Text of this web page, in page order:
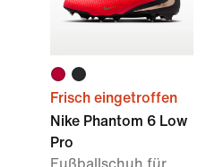
Frisch eingetroffen
Nike Phantom 6 Low
Pro
Fußballschuh für